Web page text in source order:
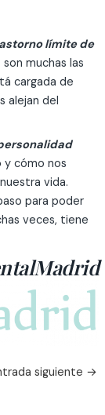
límite de
muchas las
cargada de
alejan del
y cómo nos
vida.
para poder
veces, tiene
siguiente →